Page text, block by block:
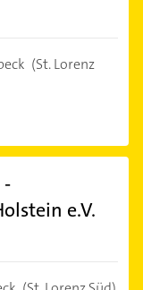
(St. Lorenz
e.V.